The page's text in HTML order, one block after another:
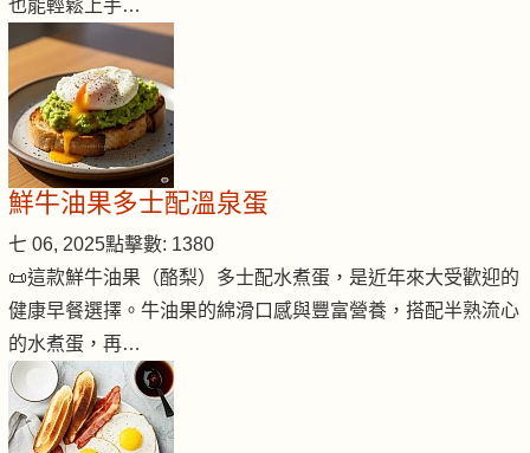
也能輕鬆上手…
鮮牛油果多士配溫泉蛋
七 06, 2025點擊數: 1380
📜這款鮮牛油果（酪梨）多士配水煮蛋，是近年來大受歡迎的
健康早餐選擇。牛油果的綿滑口感與豐富營養，搭配半熟流心
的水煮蛋，再…